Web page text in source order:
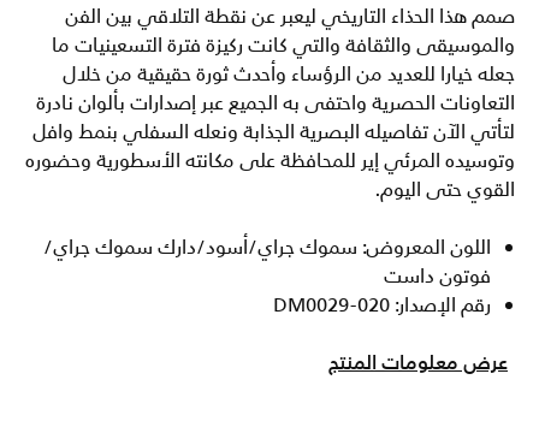
صمم هذا الحذاء التاريخي ليعبر عن نقطة التلاقي بين الفن
والموسيقى والثقافة والتي كانت ركيزة فترة التسعينيات ما
جعله خيارا للعديد من الرؤساء وأحدث ثورة حقيقية من خلال
التعاونات الحصرية واحتفى به الجميع عبر إصدارات بألوان نادرة
لتأتي الآن تفاصيله البصرية الجذابة ونعله السفلي بنمط وافل
وتوسيده المرئي إير للمحافظة على مكانته الأسطورية وحضوره
القوي حتى اليوم.
اللون المعروض: سموك جراي/أسود/دارك سموك جراي/
فوتون داست
رقم الإصدار: DM0029-020
عرض معلومات المنتج